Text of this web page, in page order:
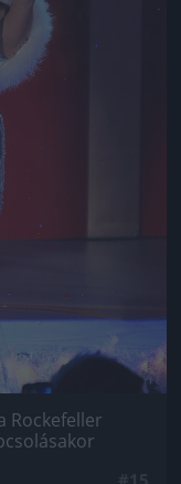
Rockefeller